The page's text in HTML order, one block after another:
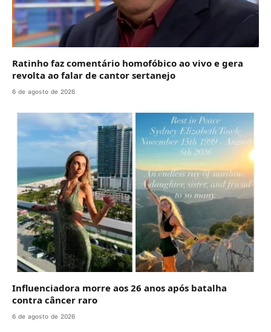
Ratinho faz comentário homofóbico ao vivo e gera
revolta ao falar de cantor sertanejo
6 de agosto de 2026
Influenciadora morre aos 26 anos após batalha
contra câncer raro
6 de agosto de 2026